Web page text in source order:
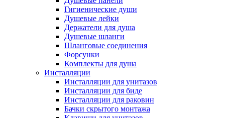
Гигиенические души
Душевые лейки
Держатели для душа
Душевые шланги
Шланговые соединения
Форсунки
Комплекты для душа
Инсталляции
Инсталляции для унитазов
Инсталляции для биде
Инсталляции для раковин
Бачки скрытого монтажа